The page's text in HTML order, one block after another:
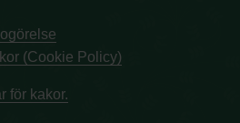
(Cookie Policy)
för kakor.